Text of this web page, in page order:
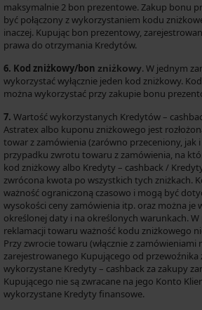
maksymalnie 2 bon prezentowe. Zakup bonu
być połączony z wykorzystaniem kodu
inaczej. Kupując bon prezentowy,
prawa do otrzymania Kredytów.
6. Kod zniżkowy/bon zniżkowy. W jednym
wykorzystać wyłącznie jeden kod zniżkowy.
można wykorzystać przy zakupie bonu
7. Wartość wykorzystanych Kredytów –
Astratex albo kuponu zniżkowego jest
towar z zamówienia (zarówno przeceniony, jak
przypadku zwrotu towaru z zamówienia, na
kod zniżkowy albo Kredyty – cashback /
zwrócona kwota po wszystkich tych zniżkach.
ważność ograniczoną czasowo i mogą być
wysokości ceny zamówienia itp. oraz można je
określonej daty i na określonych warunkach.
reklamacji towaru ważność kodu zniżkowego
Przy zwrocie towaru (włącznie z
zarejestrowanego Kupującego od przewoźnika
wykorzystane Kredyty – cashback za zakupy
Kupującego nie są zwracane na jego Konto
wykorzystane Kredyty finansowe.